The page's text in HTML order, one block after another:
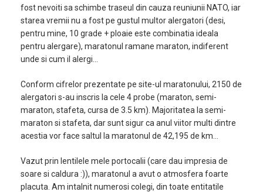
fost nevoiti sa schimbe traseul din cauza reuniunii NATO, iar
starea vremii nu a fost pe gustul multor alergatori (desi,
pentru mine, 10 grade + ploaie este combinatia ideala
pentru alergare), maratonul ramane maraton, indiferent
unde si cum il alergi…
Conform cifrelor prezentate pe site-ul maratonului, 2150 de
alergatori s-au inscris la cele 4 probe (maraton, semi-
maraton, stafeta, cursa de 3.5 km). Majoritatea la semi-
maraton si stafeta, dar sunt sigur ca anul viitor multi dintre
acestia vor face saltul la maratonul de 42,195 de km…
Vazut prin lentilele mele portocalii (care dau impresia de
soare si caldura :)), maratonul a avut o atmosfera foarte
placuta. Am intalnit numerosi colegi, din toate entitatile